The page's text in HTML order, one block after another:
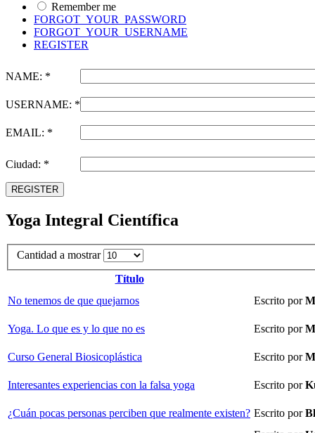
Remember me
FORGOT_YOUR_PASSWORD
FORGOT_YOUR_USERNAME
REGISTER
NAME: *
USERNAME: *
EMAIL: *
Ciudad: *
REGISTER
Yoga Integral Científica
Cantidad a mostrar
Título
No tenemos de que quejarnos
Escrito por
Yoga. Lo que es y lo que no es Escrito por
Curso General Biosicoplástica Escrito por
Interesantes experiencias con la falsa yoga Escrito por
¿Cuán pocas personas perciben que realmente existen? Escrito por